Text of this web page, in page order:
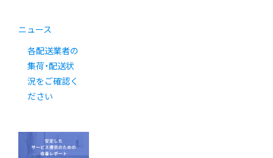
ニュース
各配送業者の
集荷・配送状
況をご確認く
ださい